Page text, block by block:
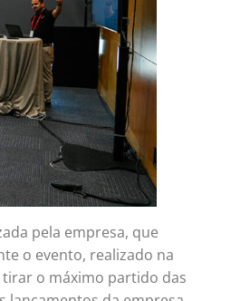
pela empresa, que
o evento, realizado na
o máximo partido das